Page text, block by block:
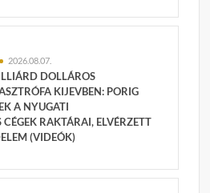
2026.08.07.
DOLLÁROS
KIJEVBEN: PORIG
A NYUGATI
RAKTÁRAI, ELVÉRZETT
(VIDEÓK)